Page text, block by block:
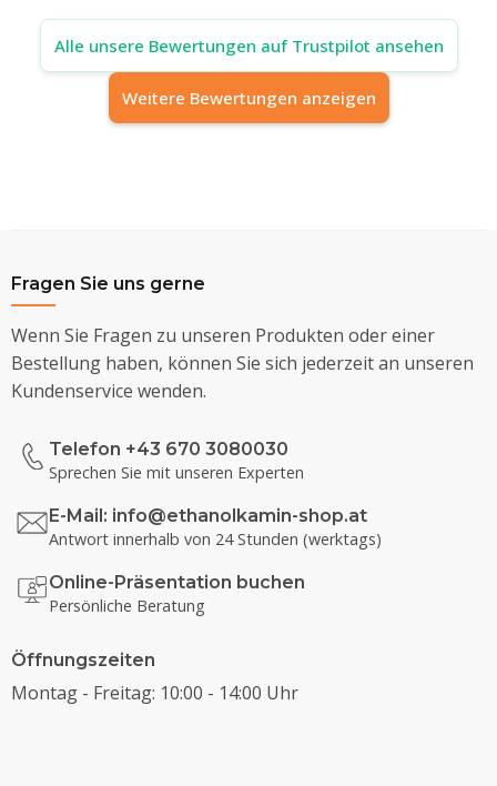
Alle unsere Bewertungen auf Trustpilot ansehen
Weitere Bewertungen anzeigen
Fragen Sie uns gerne
Wenn Sie Fragen zu unseren Produkten oder einer
Bestellung haben, können Sie sich jederzeit an unseren
Kundenservice wenden.
Telefon +43 670 3080030
Sprechen Sie mit unseren Experten
E-Mail: info@ethanolkamin-shop.at
Antwort innerhalb von 24 Stunden (werktags)
Online-Präsentation buchen
Persönliche Beratung
Öffnungszeiten
Montag - Freitag: 10:00 - 14:00 Uhr